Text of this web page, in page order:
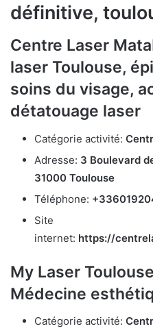
définitive,
Centre Laser
laser Toulouse,
soins du visage,
détatouage laser
Catégorie activité:
Adresse: 3 Boulevard
31000 Toulouse
Téléphone:
Site
internet: https://
My Laser
Médecine
Catégorie activité: